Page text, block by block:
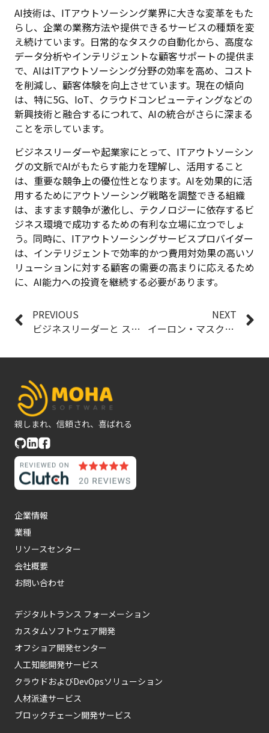
AI技術は、ITアウトソーシング業界に大きな変革をもた
らし、企業の業務方法や提供できるサービスの種類を変
え続けています。日常的なタスクの自動化から、高度な
データ分析やインテリジェントな顧客サポートの提供ま
で、AIはITアウトソーシング分野の効率を高め、コスト
を削減し、顧客体験を向上させています。現在の傾向
は、特に5G、IoT、クラウドコンピューティングなどの
新興技術と融合するにつれて、AIの統合がさらに深まる
ことを示しています。
ビジネスリーダーや起業家にとって、ITアウトソーシン
グの文脈でAIがもたらす能力を理解し、活用すること
は、重要な競争上の優位性となります。AIを効果的に活
用するためにアウトソーシング戦略を調整できる組織
は、ますます競争が激化し、テクノロジーに依存するビ
ジネス環境で成功するための有利な立場に立つでしょ
う。同時に、ITアウトソーシングサービスプロバイダー
は、インテリジェントで効率的かつ費用対効果の高いソ
リューションに対する顧客の需要の高まりに応えるため
に、AI能力への投資を継続する必要があります。
PREVIOUS
ビジネスリーダーと スタートアップ 経営者のための AI に関する必要な知識
NEXT
イーロン・マスクのxAI最新リリース「 Grok 3 」の技術内幕
親しまれ、信頼され、喜ばれる
企業情報
業種
リソースセンター
会社概要
お問い合わせ
デジタルトランス フォーメーション
カスタムソフトウェア開発
オフショア開発センター
人工知能開発サービス
クラウドおよびDevOpsソリューション
人材派遣サービス
ブロックチェーン開発サービス